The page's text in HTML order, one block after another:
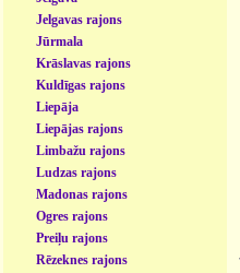
Jelgavas rajons
Jūrmala
Krāslavas rajons
Kuldīgas rajons
Liepāja
Liepājas rajons
Limbažu rajons
Ludzas rajons
Madonas rajons
Ogres rajons
Preiļu rajons
Rēzeknes rajons